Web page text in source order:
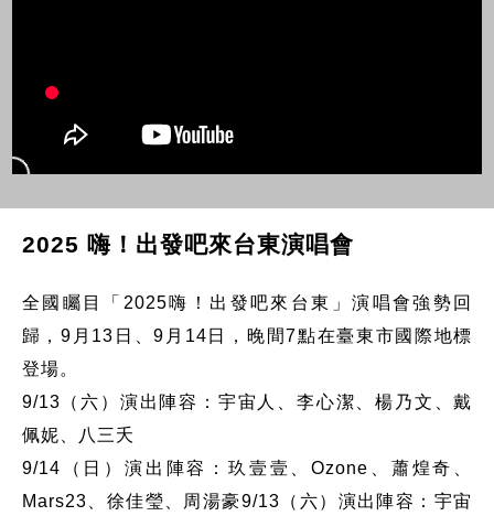
2025 嗨！出發吧來台東演唱會
全國矚目「2025嗨！出發吧來台東」演唱會強勢回
歸，9月13日、9月14日，晚間7點在臺東市國際地標
登場。
9/13（六）演出陣容：宇宙人、李心潔、楊乃文、戴
佩妮、八三夭
9/14（日）演出陣容：玖壹壹、Ozone、蕭煌奇、
Mars23、徐佳瑩、周湯豪9/13（六）演出陣容：宇宙